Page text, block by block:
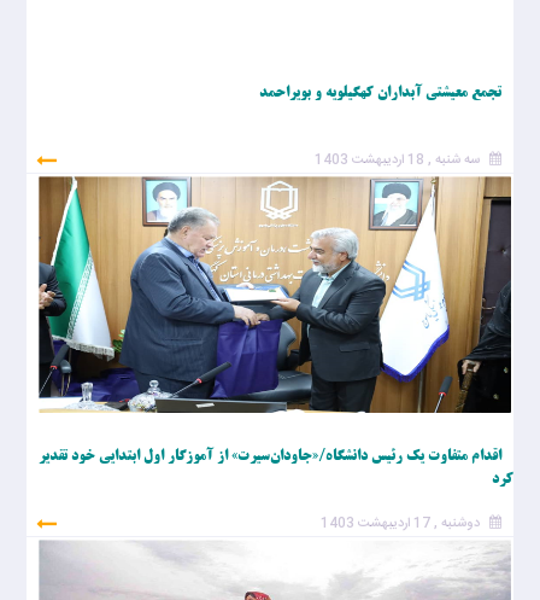
تجمع معیشتی آبداران کهگیلویه و بویراحمد
سه شنبه , 18 اردیبهشت 1403
اقدام متفاوت یک رئیس دانشگاه/«جاودان‌سیرت» از آموزگار اول ابتدایی خود تقدیر
کرد
دوشنبه , 17 اردیبهشت 1403